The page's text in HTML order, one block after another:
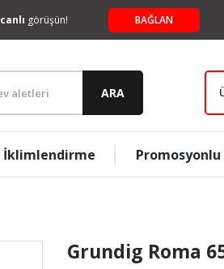
canlı görüşün! BAĞLAN
ARA
İklimlendirme
Grundig Roma